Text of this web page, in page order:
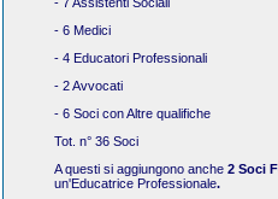
- 6 Medici
- 4 Educatori Professionali
- 2 Avvocati
- 6 Soci con Altre qualifiche
Tot. n° 36 Soci
A questi si aggiungono anche 2 Soci
un'Educatrice Professionale.